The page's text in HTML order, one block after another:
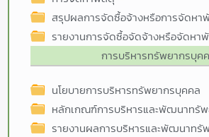
สรุปผลการจัดซื้อจ้างหรือการจัดหา
รายงานการจัดซื้อจัดจ้างหรือจัดหา
การบริหารทรัพยากรบุค
นโยบายการบริหารทรัพยากรบุคคล
หลักเกณฑ์การบริหารและพัฒนาทรั
รายงานผลการบริหารและพัฒนาทรั